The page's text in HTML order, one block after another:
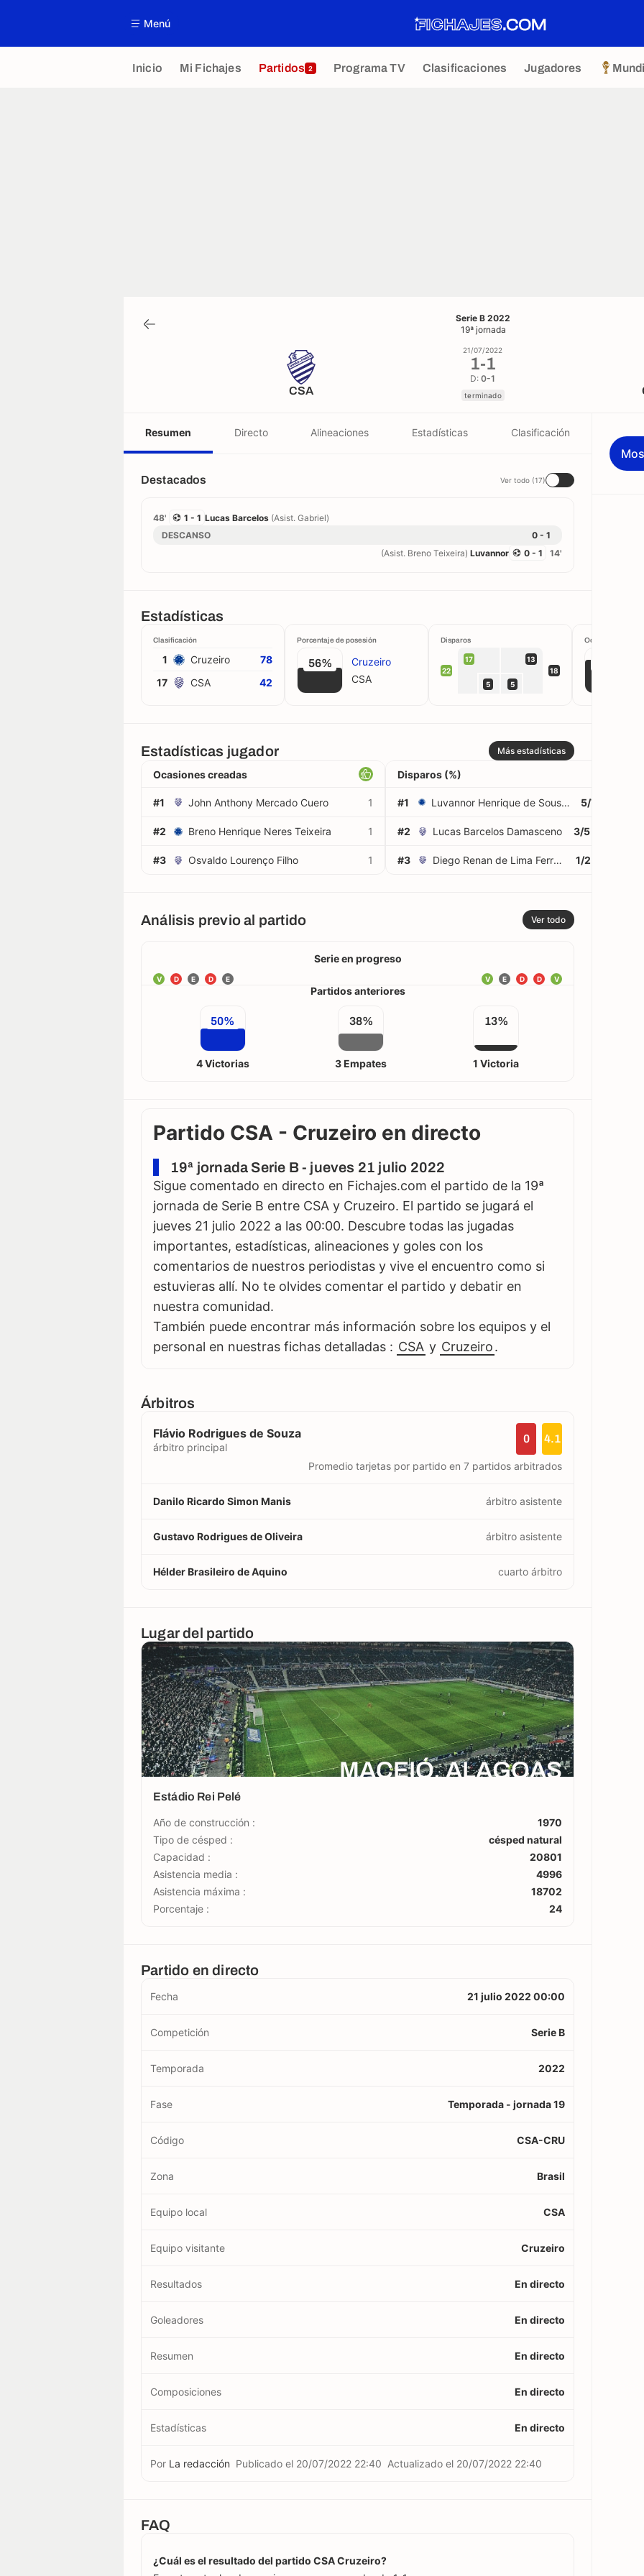
Menú
Inicio Mi Fichajes Partidos 2 Programa TV Clasificaciones Jugadores
Serie B 2022
19ª jornada
CSA
21/07/2022
1-1
D:0-1
terminado
Resumen Directo Alineaciones Estadísticas Clasificación
Destacados Ver todo (17)
48' 1 - 1 Lucas Barcelos (Asist. Gabriel)
DESCANSO
0 - 1
14'
0 - 1
(Asist. Breno Teixeira) Luvannor
Estadísticas
Clasificación
1 Cruzeiro
78
17
CSA 42
Porcentaje de posesión
56%
Cruzeiro
CSA
Disparos
22
17 13
5 5
18
Ocasiones
Estadísticas jugador Más estadísticas
Ocasiones creadas
#1 John Anthony Mercado Cuero 1
#2 Breno Henrique Neres Teixeira 1
#3 Osvaldo Lourenço Filho 1
Disparos (%)
#1 Luvannor Henrique de Sousa Silva 5/7
#2 Lucas Barcelos Damasceno 3/5
#3 Diego Renan de Lima Ferreira 1/2
Análisis previo al partido Ver todo
Serie en progreso
V D E D E V
D
D
E
V
Partidos anteriores
50%
4 Victorias
38%
3 Empates
13%
1 Victoria
Partido CSA - Cruzeiro en directo
19ª jornada Serie B - jueves 21 julio 2022
Sigue comentado en directo en Fichajes.com el partido de la 19ª
jornada de Serie B entre CSA y Cruzeiro. El partido se jugará el
jueves 21 julio 2022 a las 00:00. Descubre todas las jugadas
importantes, estadísticas, alineaciones y goles con los
comentarios de nuestros periodistas y vive el encuentro como si
estuvieras allí. No te olvides comentar el partido y debatir en
nuestra comunidad.
También puede encontrar más información sobre los equipos y el
personal en nuestras fichas detalladas : CSA y Cruzeiro.
Árbitros
Flávio Rodrigues de Souza
árbitro principal
0 4.1
Promedio tarjetas por partido en 7 partidos arbitrados
Danilo Ricardo Simon Manis árbitro asistente
Gustavo Rodrigues de Oliveira árbitro asistente
Hélder Brasileiro de Aquino cuarto árbitro
Lugar del partido
MACEIÓ, ALAGOAS
Estádio Rei Pelé
Año de construcción :
1970
Tipo de césped :
césped natural
Capacidad :
20801
Asistencia media :
4996
Asistencia máxima :
18702
Porcentaje :
24
Partido en directo
Fecha 21 julio 2022 00:00
Competición Serie B
Temporada 2022
Fase Temporada - jornada 19
Código CSA-CRU
Zona Brasil
Equipo local CSA
Equipo visitante Cruzeiro
Resultados En directo
Goleadores En directo
Resumen En directo
Composiciones En directo
Estadísticas En directo
Por La redacción Publicado el 20/07/2022 22:40 Actualizado el 20/07/2022 22:40
FAQ
¿Cuál es el resultado del partido CSA Cruzeiro?